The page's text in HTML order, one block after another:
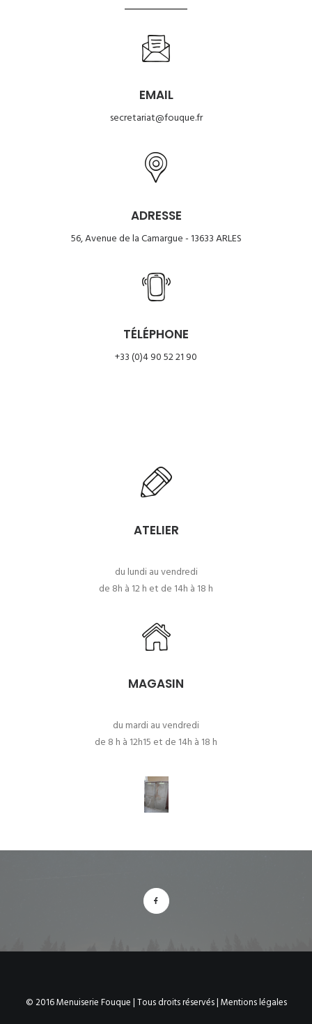
EMAIL
secretariat@fouque.fr
ADRESSE
56, Avenue de la Camargue - 13633 ARLES
TÉLÉPHONE
+33 (0)4 90 52 21 90
ATELIER
du lundi au vendredi
de 8h à 12 h et de 14h à 18 h
MAGASIN
du mardi au vendredi
de 8 h à 12h15 et de 14h à 18 h
© 2016 Menuiserie Fouque | Tous droits réservés |Mentions légales